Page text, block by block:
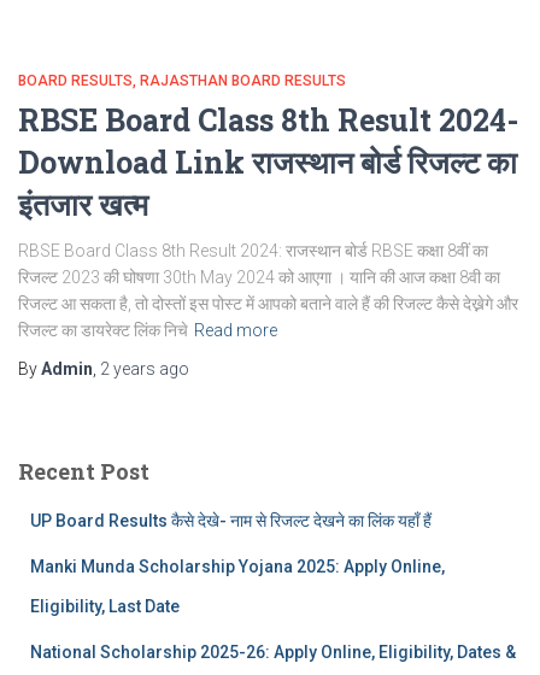
BOARD RESULTS RAJASTHAN BOARD RESULTS
RBSE Board Class 8th Result 2024-
Download Link राजस्थान बोर्ड रिजल्‍ट का
इंतजार खत्‍म
RBSE Board Class 8th Result 2024: राजस्‍थान बोर्ड RBSE कक्षा 8वीं का
रिजल्ट 2023 की घोषणा 30th May 2024 को आएगा । यानि की आज कक्षा 8वी का
रिजल्ट आ सकता है, तो दोस्तों इस पोस्ट में आपको बताने वाले हैं की रिजल्ट कैसे देख्नेगे और
रिजल्ट का डायरेक्ट लिंक निचे Read more
ByAdmin 2 years ago
Recent Post
UP Board Results कैसे देखे- नाम से रिजल्ट देखने का लिंक यहाँ हैं
Manki Munda Scholarship Yojana 2025: Apply Online,
Eligibility, Last Date
National Scholarship 2025-26: Apply Online, Eligibility, Dates &